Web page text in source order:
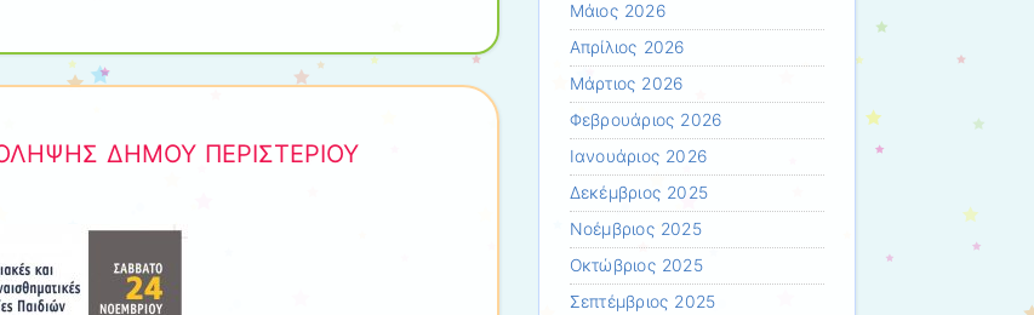
ΔΗΜΟΥ ΠΕΡΙΣΤΕΡΙΟΥ
Μάιος 2026
Απρίλιος 2026
Μάρτιος 2026
Φεβρουάριος 2026
Ιανουάριος 2026
Δεκέμβριος 2025
Νοέμβριος 2025
Οκτώβριος 2025
Σεπτέμβριος 2025